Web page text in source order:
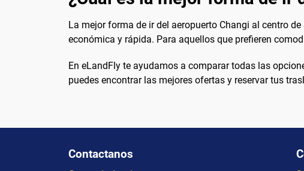
La mejor forma de ir del aeropuerto Changi al centro
económica y rápida. Para aquellos que prefieren
En eLandFly te ayudamos a comparar todas las
puedes encontrar las mejores ofertas y reservar tus
Contactanos